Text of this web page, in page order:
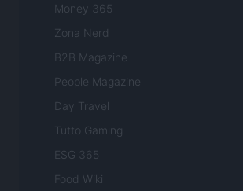
Money 365
Zona Nerd
B2B Magazine
People Magazine
Day Travel
Tutto Gaming
ESG 365
Food Wiki